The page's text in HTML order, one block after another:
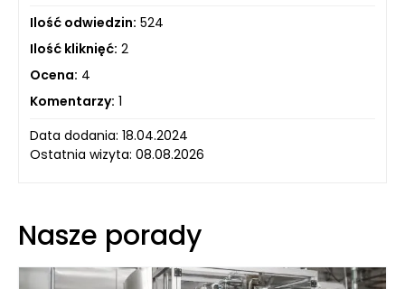
Ilość odwiedzin: 524
Ilość kliknięć: 2
Ocena: 4
Komentarzy: 1
Data dodania: 18.04.2024
Ostatnia wizyta: 08.08.2026
Nasze porady